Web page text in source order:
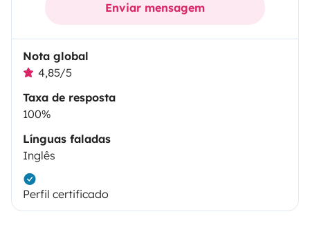
Enviar mensagem
Nota global
4,85/5
Taxa de resposta
100%
Línguas faladas
Inglês
Perfil certificado